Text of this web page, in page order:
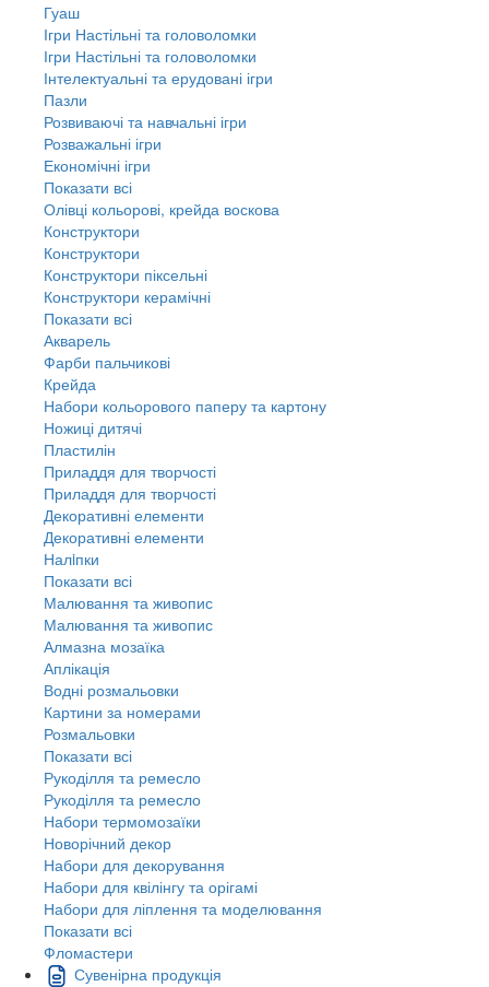
Гуаш
Ігри Настільні та головоломки
Ігри Настільні та головоломки
Інтелектуальні та ерудовані ігри
Пазли
Розвиваючі та навчальні ігри
Розважальні ігри
Економічні ігри
Показати всі
Олівці кольорові, крейда воскова
Конструктори
Конструктори
Конструктори піксельні
Конструктори керамічні
Показати всі
Акварель
Фарби пальчикові
Крейда
Набори кольорового паперу та картону
Ножиці дитячі
Пластилін
Приладдя для творчості
Приладдя для творчості
Декоративні елементи
Декоративні елементи
Налiпки
Показати всі
Малювання та живопис
Малювання та живопис
Алмазна мозаїка
Аплікація
Водні розмальовки
Картини за номерами
Розмальовки
Показати всі
Рукоділля та ремесло
Рукоділля та ремесло
Набори термомозаїки
Новорічний декор
Набори для декорування
Набори для квілінгу та орігамі
Набори для ліплення та моделювання
Показати всі
Фломастери
Сувенірна продукція